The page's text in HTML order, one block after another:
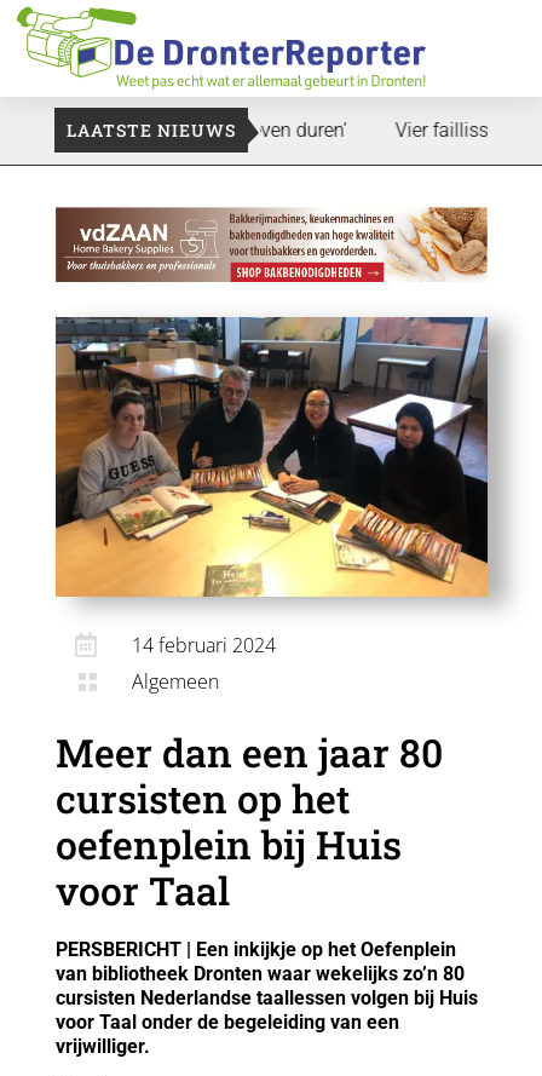
LAATSTE NIEUWS
‘Dat zal ook nog wel even duren’ Vier faillissementen
 14 februari 2024
 Algemeen
Meer dan een jaar 80
cursisten op het
oefenplein bij Huis
voor Taal
PERSBERICHT | Een inkijkje op het Oefenplein
van bibliotheek Dronten waar wekelijks zo’n 80
cursisten Nederlandse taallessen volgen bij Huis
voor Taal onder de begeleiding van een
vrijwilliger.